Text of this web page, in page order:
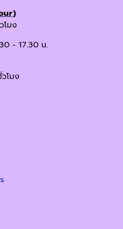
โมง
- 17.30 น.
โมง